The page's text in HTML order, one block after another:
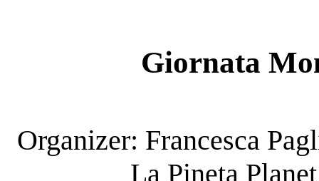
Giornata
Organizer: Francesca
La Pineta